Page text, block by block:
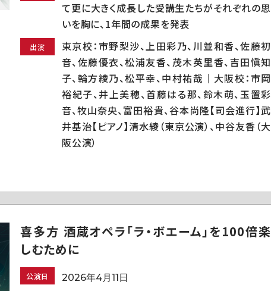
て更に大きく成長した受講生たちがそれぞれの思
いを胸に、1年間の成果を発表
出演
東京校：市野梨沙、上田彩乃、川並和香、佐藤初
音、佐藤優衣、松浦友香、茂木英里香、吉田愼知
子、輪方綾乃、松平幸、中村祐哉｜大阪校：市岡
裕紀子、井上美穂、首藤はる那、鈴木萌、玉置彩
音、牧山奈央、富田裕貴、谷本尚隆【司会進行】武
井基治【ピアノ】清水綾（東京公演）、中谷友香（大
阪公演）
喜多方 酒蔵オペラ「ラ・ボエーム」を100倍楽
しむために
公演日 2026年4月11日